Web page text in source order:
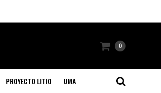
0
PROYECTO LITIO UMA